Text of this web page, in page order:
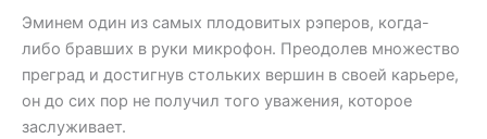
Эминем один из самых плодовитых рэперов, когда-
либо бравших в руки микрофон. Преодолев множество
преград и достигнув стольких вершин в своей карьере,
он до сих пор не получил того уважения, которое
заслуживает.